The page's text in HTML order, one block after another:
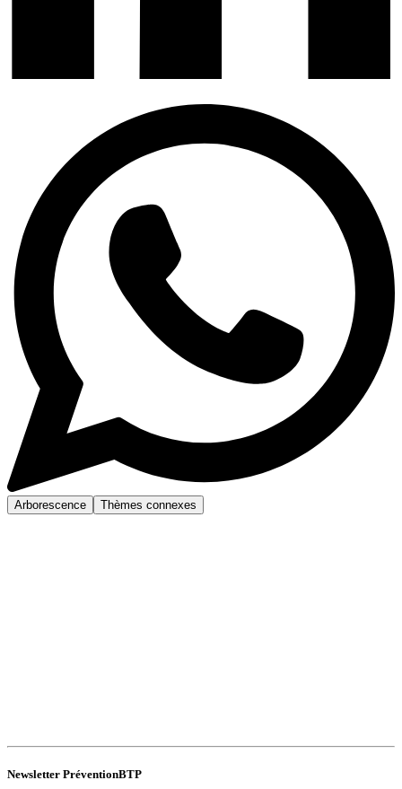
Arborescence Thèmes connexes
Newsletter PréventionBTP